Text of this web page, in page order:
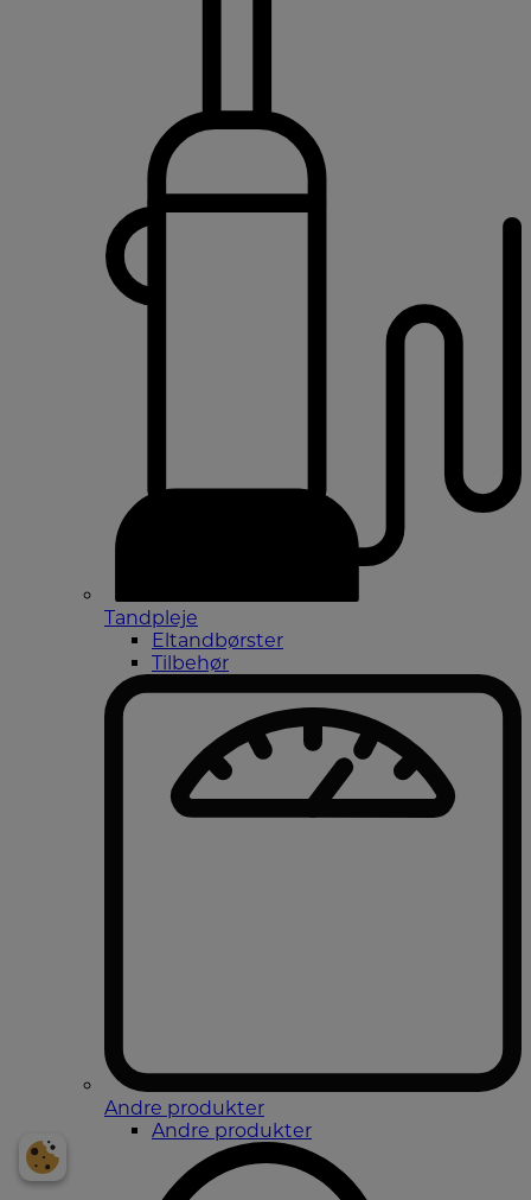
Tandpleje
Eltandbørster
Tilbehør
Andre produkter
Andre produkter